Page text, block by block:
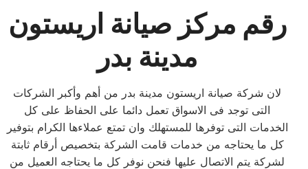
رقم مركز صيانة اريستون
مدينة بدر
لان شركة صيانة اريستون مدينة بدر من أهم وأكبر الشركات
التى توجد فى الاسواق تعمل دائما على الحفاظ على كل
الخدمات التى توفرها للمستهلك وان تمتع عملاءها الكرام بتوفير
كل ما يحتاجه من خدمات قامت الشركة بتخصيص أرقام ثابتة
لشركة يتم الاتصال عليها فنحن نوفر كل ما يحتاجه العميل من